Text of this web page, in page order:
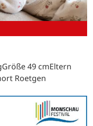
49 cmEltern
Roetgen